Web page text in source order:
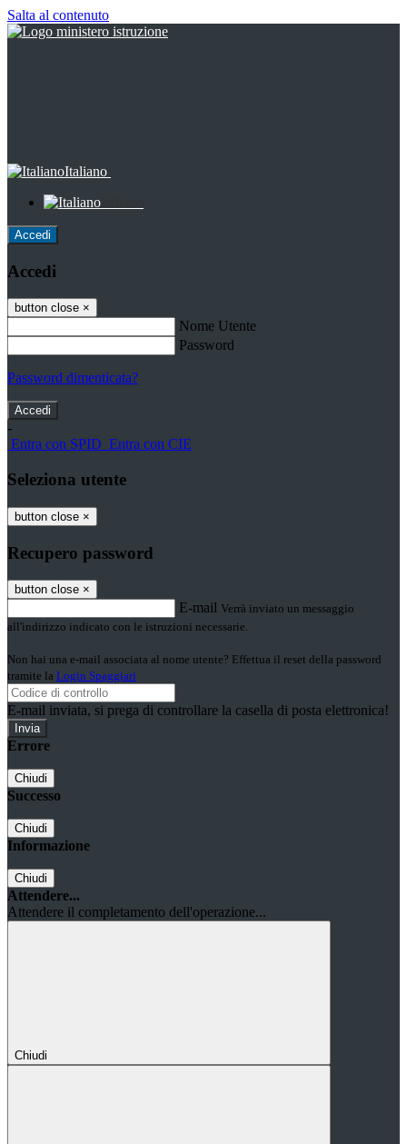
Salta al contenuto
Italiano
Accedi
Accedi
button close ×
Nome Utente
Password
Password dimenticata?
-
Entra con SPID Entra con CIE
Seleziona utente
button close ×
Recupero password
button close ×
E-mail Verrà inviato un messaggio
all'indirizzo indicato con le istruzioni necessarie.
Non hai una e-mail associata al nome utente? Effettua il reset della password
tramite la Login Spaggiari
E-mail inviata, si prega di controllare la casella di posta elettronica!
Errore
Chiudi
Successo
Chiudi
Informazione
Chiudi
Attendere...
Attendere il completamento dell'operazione...
Chiudi